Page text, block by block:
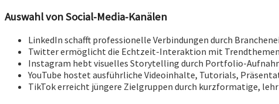
Auswahl von Social-Media-Kanälen
LinkedIn schafft professionelle Verbindungen durch
Twitter ermöglicht die Echtzeit-Interaktion mit
Instagram hebt visuelles Storytelling durch Portfolio-
YouTube hostet ausführliche Videoinhalte, Tutorials,
TikTok erreicht jüngere Zielgruppen durch kurzformatige,